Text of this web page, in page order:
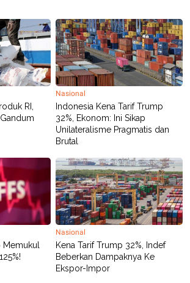
RI,
Nasional
Indonesia Kena Tarif Trump
32%, Ekonom: Ini Sikap
Unilateralisme Pragmatis dan
Brutal
Memukul
Nasional
Kena Tarif Trump 32%, Indef
Beberkan Dampaknya Ke
Ekspor-Impor